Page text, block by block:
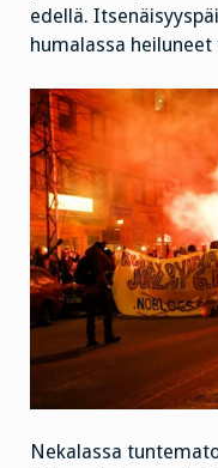
edellä.
humalassa
Nekalassa